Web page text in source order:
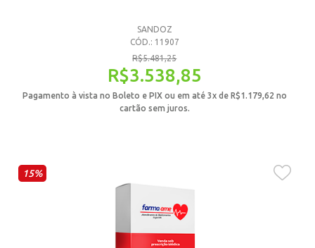
SANDOZ
CÓD.: 11907
R$5.481,25
R$3.538,85
Pagamento à vista no Boleto e PIX ou em até 3x de R$1.179,62 no
cartão sem juros.
15%